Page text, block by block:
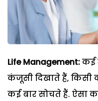
Life Management:कई
कंजूसी दिखाते हैं, किसी
कई बार सोचते हैं. ऐसा